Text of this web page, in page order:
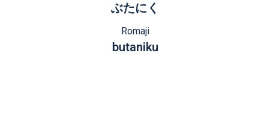
ぶたにく
Romaji
butaniku